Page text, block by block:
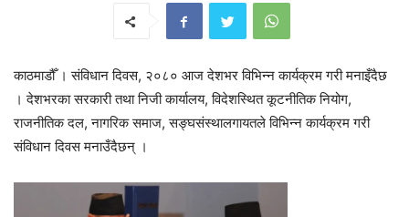
काठमाडौँ । संविधान दिवस, २०८० आज देशभर विभिन्न कार्यक्रम गरी मनाइँदैछ
। देशभरका सरकारी तथा निजी कार्यालय, विदेशस्थित कूटनीतिक नियोग,
राजनीतिक दल, नागरिक समाज, सङ्घसंस्थालगायतले विभिन्न कार्यक्रम गरी
संविधान दिवस मनाउँदैछन् ।